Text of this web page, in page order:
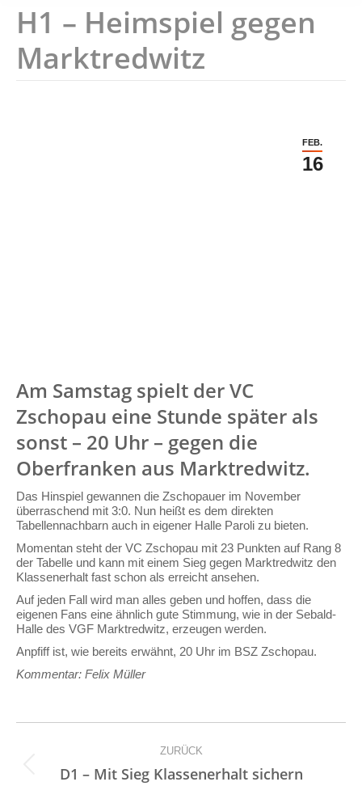
H1 – Heimspiel gegen
Marktredwitz
FEB.
16
Am Samstag spielt der VC
Zschopau eine Stunde später als
sonst – 20 Uhr – gegen die
Oberfranken aus Marktredwitz.
Das Hinspiel gewannen die Zschopauer im November
überraschend mit 3:0. Nun heißt es dem direkten
Tabellennachbarn auch in eigener Halle Paroli zu bieten.
Momentan steht der VC Zschopau mit 23 Punkten auf Rang 8
der Tabelle und kann mit einem Sieg gegen Marktredwitz den
Klassenerhalt fast schon als erreicht ansehen.
Auf jeden Fall wird man alles geben und hoffen, dass die
eigenen Fans eine ähnlich gute Stimmung, wie in der Sebald-
Halle des VGF Marktredwitz, erzeugen werden.
Anpfiff ist, wie bereits erwähnt, 20 Uhr im BSZ Zschopau.
Kommentar: Felix Müller
Kommentarnavigation
ZURÜCK
Vorheriger
D1 – Mit Sieg Klassenerhalt sichern